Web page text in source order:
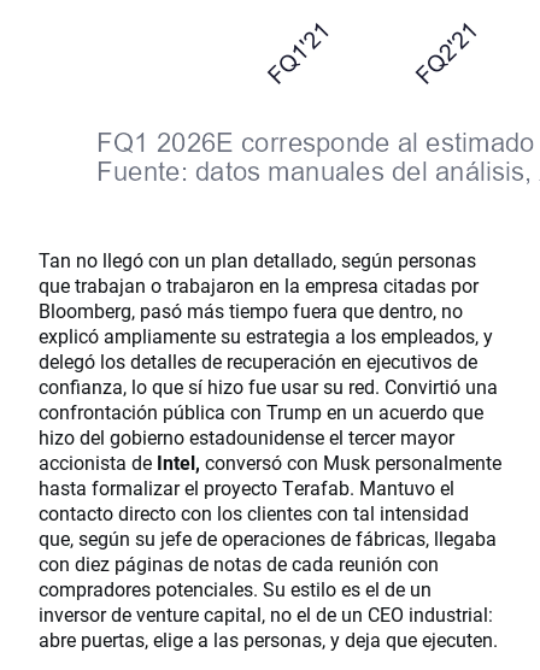
Tan no llegó con un plan detallado, según personas
que trabajan o trabajaron en la empresa citadas por
Bloomberg, pasó más tiempo fuera que dentro, no
explicó ampliamente su estrategia a los empleados, y
delegó los detalles de recuperación en ejecutivos de
confianza, lo que sí hizo fue usar su red. Convirtió una
confrontación pública con Trump en un acuerdo que
hizo del gobierno estadounidense el tercer mayor
accionista de Intel, conversó con Musk personalmente
hasta formalizar el proyecto Terafab. Mantuvo el
contacto directo con los clientes con tal intensidad
que, según su jefe de operaciones de fábricas, llegaba
con diez páginas de notas de cada reunión con
compradores potenciales. Su estilo es el de un
inversor de venture capital, no el de un CEO industrial:
abre puertas, elige a las personas, y deja que ejecuten.